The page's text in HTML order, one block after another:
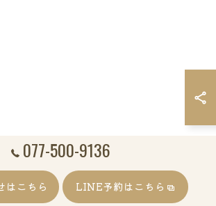
077-500-9136
はこちら LINE予約はこちら